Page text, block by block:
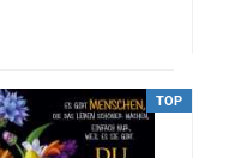
TOP